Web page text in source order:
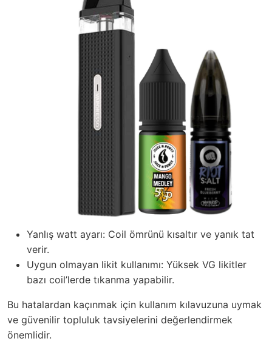
Yanlış watt ayarı: Coil ömrünü kısaltır ve yanık tat
verir.
Uygun olmayan likit kullanımı: Yüksek VG likitler
bazı coil’lerde tıkanma yapabilir.
Bu hatalardan kaçınmak için kullanım kılavuzuna uymak
ve güvenilir topluluk tavsiyelerini değerlendirmek
önemlidir.